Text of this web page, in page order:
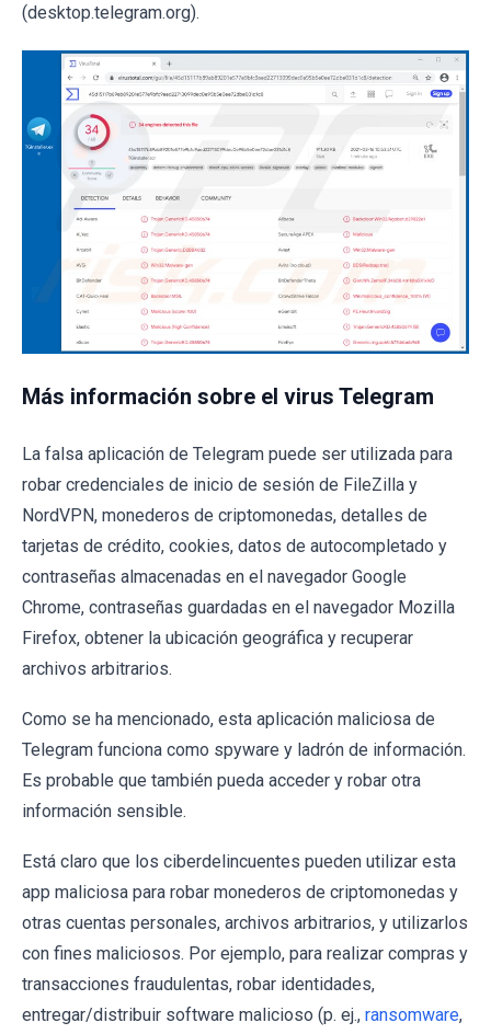
(desktop.telegram.org).
Más información sobre el virus Telegram
La falsa aplicación de Telegram puede ser utilizada para
robar credenciales de inicio de sesión de FileZilla y
NordVPN, monederos de criptomonedas, detalles de
tarjetas de crédito, cookies, datos de autocompletado y
contraseñas almacenadas en el navegador Google
Chrome, contraseñas guardadas en el navegador Mozilla
Firefox, obtener la ubicación geográfica y recuperar
archivos arbitrarios.
Como se ha mencionado, esta aplicación maliciosa de
Telegram funciona como spyware y ladrón de información.
Es probable que también pueda acceder y robar otra
información sensible.
Está claro que los ciberdelincuentes pueden utilizar esta
app maliciosa para robar monederos de criptomonedas y
otras cuentas personales, archivos arbitrarios, y utilizarlos
con fines maliciosos. Por ejemplo, para realizar compras y
transacciones fraudulentas, robar identidades,
entregar/distribuir software malicioso (p. ej., ransomware,